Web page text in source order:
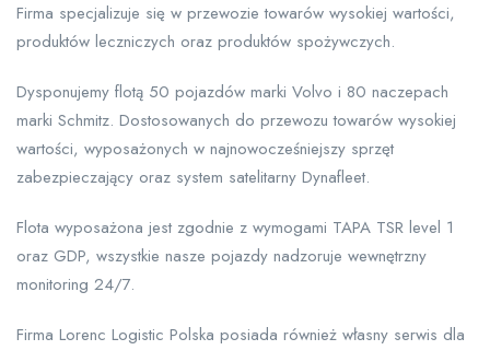
Firma specjalizuje się w przewozie towarów wysokiej wartości,
produktów leczniczych oraz produktów spożywczych.
Dysponujemy flotą 50 pojazdów marki Volvo i 80 naczepach
marki Schmitz. Dostosowanych do przewozu towarów wysokiej
wartości, wyposażonych w najnowocześniejszy sprzęt
zabezpieczający oraz system satelitarny Dynafleet.
Flota wyposażona jest zgodnie z wymogami TAPA TSR level 1
oraz GDP, wszystkie nasze pojazdy nadzoruje wewnętrzny
monitoring 24/7.
Firma Lorenc Logistic Polska posiada również własny serwis dla